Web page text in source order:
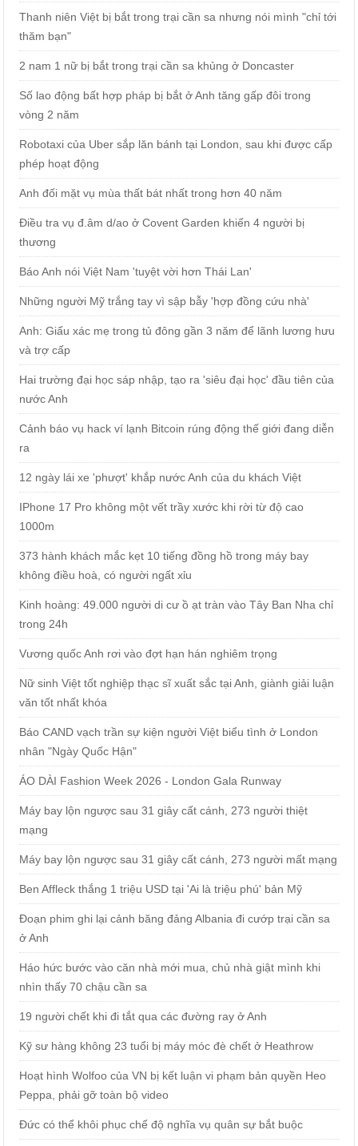
Thanh niên Việt bị bắt trong trại cần sa nhưng nói mình "chỉ tới
thăm bạn"
2 nam 1 nữ bị bắt trong trại cần sa khủng ở Doncaster
Số lao động bất hợp pháp bị bắt ở Anh tăng gấp đôi trong
vòng 2 năm
Robotaxi của Uber sắp lăn bánh tại London, sau khi được cấp
phép hoạt động
Anh đối mặt vụ mùa thất bát nhất trong hơn 40 năm
Điều tra vụ đ.âm d/ao ở Covent Garden khiến 4 người bị
thương
Báo Anh nói Việt Nam 'tuyệt vời hơn Thái Lan'
Những người Mỹ trắng tay vì sập bẫy 'hợp đồng cứu nhà'
Anh: Giấu xác mẹ trong tủ đông gần 3 năm để lãnh lương hưu
và trợ cấp
Hai trường đại học sáp nhập, tạo ra 'siêu đại học' đầu tiên của
nước Anh
Cảnh báo vụ hack ví lạnh Bitcoin rúng động thế giới đang diễn
ra
12 ngày lái xe 'phượt' khắp nước Anh của du khách Việt
IPhone 17 Pro không một vết trầy xước khi rời từ độ cao
1000m
373 hành khách mắc kẹt 10 tiếng đồng hồ trong máy bay
không điều hoà, có người ngất xỉu
Kinh hoàng: 49.000 người di cư ồ ạt tràn vào Tây Ban Nha chỉ
trong 24h
Vương quốc Anh rơi vào đợt hạn hán nghiêm trọng
Nữ sinh Việt tốt nghiệp thạc sĩ xuất sắc tại Anh, giành giải luận
văn tốt nhất khóa
Báo CAND vạch trần sự kiện người Việt biểu tình ở London
nhân "Ngày Quốc Hận"
ÁO DÀI Fashion Week 2026 - London Gala Runway
Máy bay lộn ngược sau 31 giây cất cánh, 273 người thiệt
mạng
Máy bay lộn ngược sau 31 giây cất cánh, 273 người mất mạng
Ben Affleck thắng 1 triệu USD tại 'Ai là triệu phú' bản Mỹ
Đoạn phim ghi lại cảnh băng đảng Albania đi cướp trại cần sa
ở Anh
Háo hức bước vào căn nhà mới mua, chủ nhà giật mình khi
nhìn thấy 70 chậu cần sa
19 người chết khi đi tắt qua các đường ray ở Anh
Kỹ sư hàng không 23 tuổi bị máy móc đè chết ở Heathrow
Hoạt hình Wolfoo của VN bị kết luận vi phạm bản quyền Heo
Peppa, phải gỡ toàn bộ video
Đức có thể khôi phục chế độ nghĩa vụ quân sự bắt buộc